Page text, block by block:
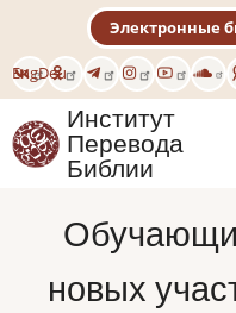
основному
содержанию
EngDeu
Электронные
Институт
Перевода
Библии
новых